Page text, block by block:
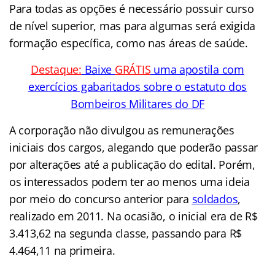
Para todas as opções é necessário possuir curso
de nível superior, mas para algumas será exigida
formação específica, como nas áreas de saúde.
Destaque: Baixe GRÁTIS uma apostila com
exercícios gabaritados sobre o estatuto dos
Bombeiros Militares do DF
A corporação não divulgou as remunerações
iniciais dos cargos, alegando que poderão passar
por alterações até a publicação do edital. Porém,
os interessados podem ter ao menos uma ideia
por meio do concurso anterior para soldados,
realizado em 2011. Na ocasião, o inicial era de R$
3.413,62 na segunda classe, passando para R$
4.464,11 na primeira.